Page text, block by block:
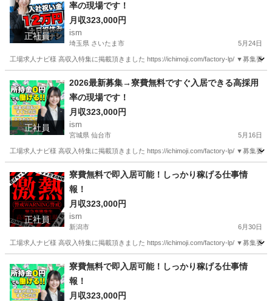
正社員
率の現場です！
月収323,000円
ism
埼玉県 さいたま市 5月24日
工場求人ナビ様 高収入特集に掲載頂きました https://ichimoji.com/factory-lp/ ▼募集要
工場
正社員
2026最新募集→寮費無料ですぐ入居できる高採用
率の現場です！
月収323,000円
ism
宮城県 仙台市 5月16日
工場求人ナビ様 高収入特集に掲載頂きました https://ichimoji.com/factory-lp/ ▼募集要
工場 最新
正社員
寮費無料で即入居可能！しっかり稼げる仕事情
報！
月収323,000円
ism
新潟市 6月30日
工場求人ナビ様 高収入特集に掲載頂きました https://ichimoji.com/factory-lp/ ▼募集要
工場 情報
寮費無料で即入居可能！しっかり稼げる仕事情
報！
月収323,000円